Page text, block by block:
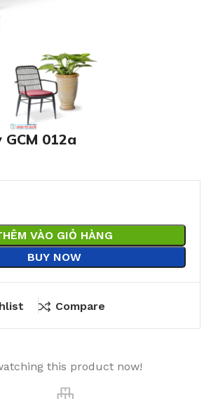
GCM 012a
VÀO GIỎ HÀNG
BUY NOW
Compare
this product now!